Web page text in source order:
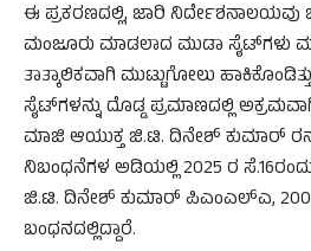
ಈ ಪ್ರಕರಣದಲ್ಲಿ, ಜಾರಿ ನಿರ್ದೇಶನಾಲಯವು
ಮಂಜೂರು ಮಾಡಲಾದ ಮುಡಾ ಸೈಟ್‌ಗಳು
ತಾತ್ಕಾಲಿಕವಾಗಿ ಮುಟ್ಟುಗೋಲು
ಸೈಟ್‌ಗಳನ್ನು ದೊಡ್ಡ ಪ್ರಮಾಣದಲ್ಲಿ
ಮಾಜಿ ಆಯುಕ್ತ ಜಿ.ಟಿ. ದಿನೇಶ್ ಕುಮಾರ್
ನಿಬಂಧನೆಗಳ ಅಡಿಯಲ್ಲಿ 2025 ರ
ಜಿ.ಟಿ. ದಿನೇಶ್ ಕುಮಾರ್ ಪಿಎಂಎಲ್‌ಎ,
ಬಂಧನದಲ್ಲಿದ್ದಾರೆ.